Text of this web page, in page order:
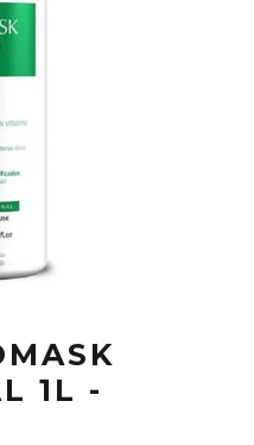
1L -